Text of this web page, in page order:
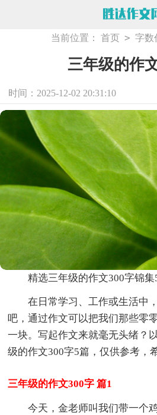
当前位置： 首页 > 字数
三年级的作
时间：2025-12-02 20:31:10
精选三年级的作文300字锦集
在日常学习、工作或生活中
吧，通过作文可以把我们那些零
一块。写起作文来就毫无头绪？
级的作文300字5篇，仅供参考，
三年级的作文300字 篇1
今天，金老师叫我们带一个